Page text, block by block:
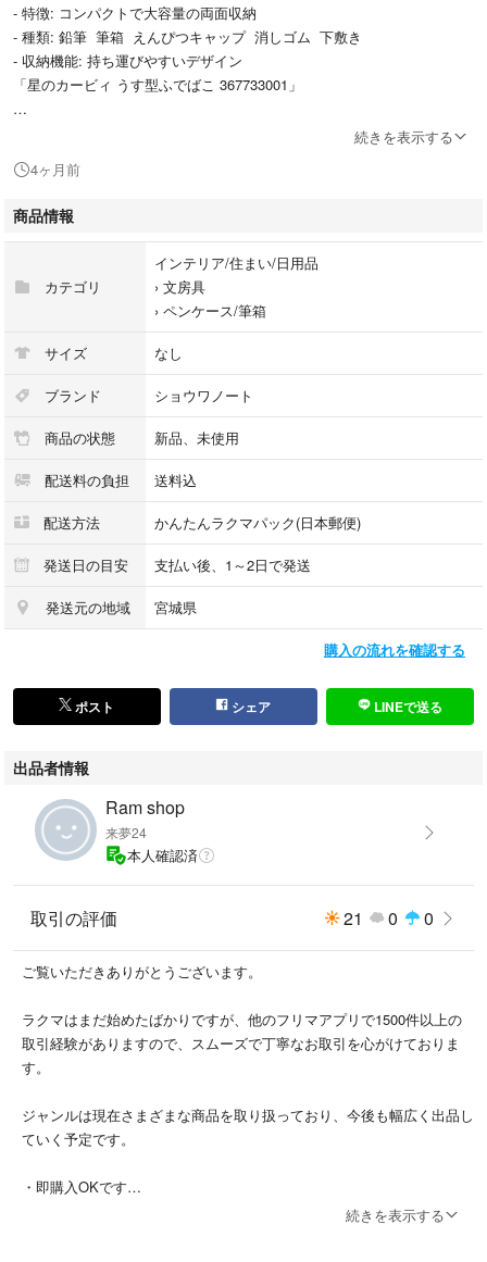
- 特徴: コンパクトで大容量の両面収納
- 種類: 鉛筆 筆箱 えんぴつキャップ 消しゴム 下敷き
- 収納機能: 持ち運びやすいデザイン
「星のカービィ うす型ふでばこ 367733001」
型番：367733001
#ショウワノート
#インテリア/住まい/日用品
#文房具
続きを表示する
4ヶ月前
商品情報
カテゴリ
インテリア/住まい/日用品
› 文房具
› ペンケース/筆箱
サイズ なし
ブランド ショウワノート
商品の状態 新品、未使用
配送料の負担 送料込
配送方法 かんたんラクマパック(日本郵便)
発送日の目安 支払い後、1～2日で発送
発送元の地域 宮城県
購入の流れを確認する
ポスト シェア LINEで送る
出品者情報
Ram shop
来夢24
本人確認済
取引の評価 21 0 0
ご覧いただきありがとうございます。
ラクマはまだ始めたばかりですが、他のフリマアプリで1500件以上の
取引経験がありますので、スムーズで丁寧なお取引を心がけておりま
す。
ジャンルは現在さまざまな商品を取り扱っており、今後も幅広く出品し
ていく予定です。
・即購入OKです
続きを表示する